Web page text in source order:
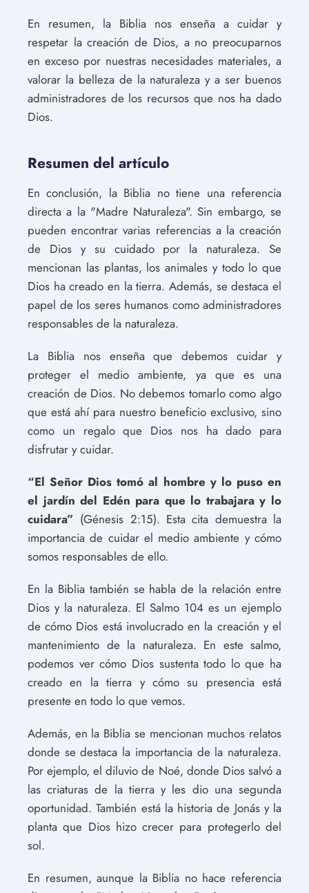
En resumen, la Biblia nos enseña a cuidar y
respetar la creación de Dios, a no preocuparnos
en exceso por nuestras necesidades materiales, a
valorar la belleza de la naturaleza y a ser buenos
administradores de los recursos que nos ha dado
Dios.
Resumen del artículo
En conclusión, la Biblia no tiene una referencia
directa a la "Madre Naturaleza". Sin embargo, se
pueden encontrar varias referencias a la creación
de Dios y su cuidado por la naturaleza. Se
mencionan las plantas, los animales y todo lo que
Dios ha creado en la tierra. Además, se destaca el
papel de los seres humanos como administradores
responsables de la naturaleza.
La Biblia nos enseña que debemos cuidar y
proteger el medio ambiente, ya que es una
creación de Dios. No debemos tomarlo como algo
que está ahí para nuestro beneficio exclusivo, sino
como un regalo que Dios nos ha dado para
disfrutar y cuidar.
“El Señor Dios tomó al hombre y lo puso en
el jardín del Edén para que lo trabajara y lo
cuidara” (Génesis 2:15). Esta cita demuestra la
importancia de cuidar el medio ambiente y cómo
somos responsables de ello.
En la Biblia también se habla de la relación entre
Dios y la naturaleza. El Salmo 104 es un ejemplo
de cómo Dios está involucrado en la creación y el
mantenimiento de la naturaleza. En este salmo,
podemos ver cómo Dios sustenta todo lo que ha
creado en la tierra y cómo su presencia está
presente en todo lo que vemos.
Además, en la Biblia se mencionan muchos relatos
donde se destaca la importancia de la naturaleza.
Por ejemplo, el diluvio de Noé, donde Dios salvó a
las criaturas de la tierra y les dio una segunda
oportunidad. También está la historia de Jonás y la
planta que Dios hizo crecer para protegerlo del
sol.
En resumen, aunque la Biblia no hace referencia